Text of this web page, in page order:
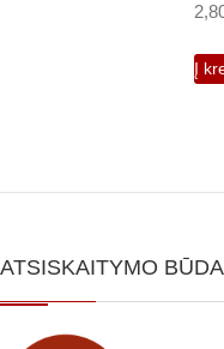
Į
ATSISKAITYMO